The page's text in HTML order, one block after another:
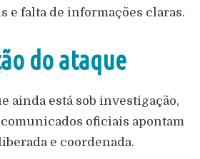
e falta de informações claras.
do ataque
ainda está sob investigação,
oficiais apontam
e coordenada.